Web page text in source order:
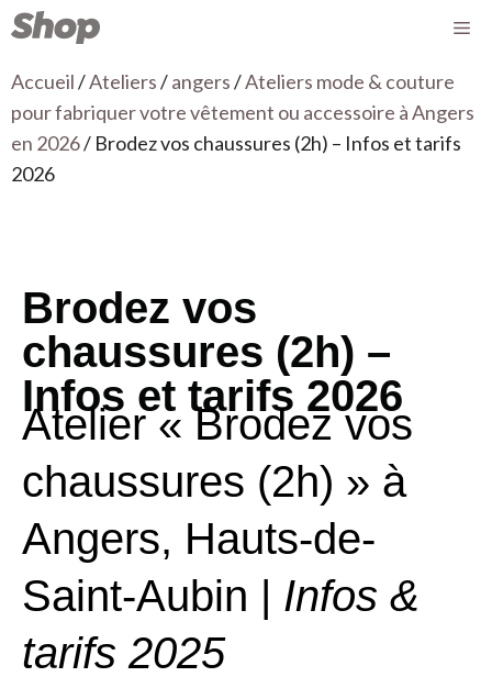
Accueil/Ateliers/angers/Ateliers mode & couture
pour fabriquer votre vêtement ou accessoire à Angers
en 2026/ Brodez vos chaussures (2h) – Infos et tarifs
2026
Brodez vos
chaussures (2h) –
Infos et tarifs 2026
Atelier « Brodez vos
chaussures (2h) » à
Angers, Hauts-de-
Saint-Aubin | Infos &
tarifs 2025